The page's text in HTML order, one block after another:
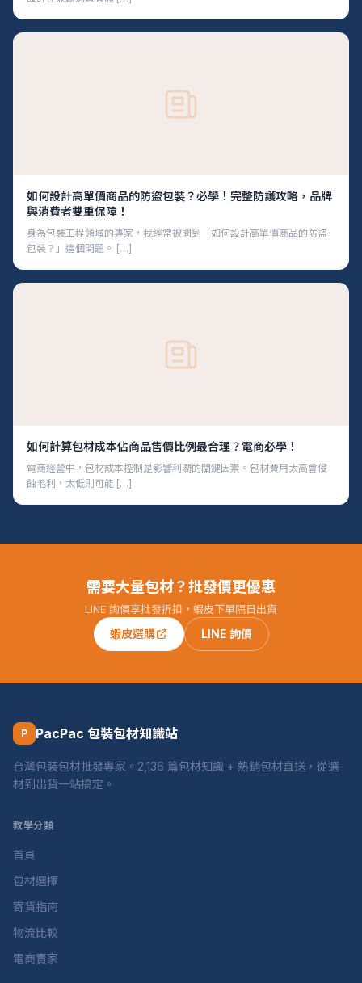
如何設計高單價商品的防盜包裝？必學！完整防護攻略，品牌
與消費者雙重保障！
身為包裝工程領域的專家，我經常被問到「如何設計高單價商品的防盜
包裝？」這個問題。 […]
如何計算包材成本佔商品售價比例最合理？電商必學！
電商經營中，包材成本控制是影響利潤的關鍵因素。包材費用太高會侵
蝕毛利，太低則可能 […]
需要大量包材？批發價更優惠
LINE 詢價享批發折扣，蝦皮下單隔日出貨
蝦皮選購 LINE 詢價
P PacPac 包裝包材知識站
台灣包裝包材批發專家。2,136 篇包材知識 + 熱銷包材直送，從選
材到出貨一站搞定。
教學分類
首頁
包材選擇
寄貨指南
物流比較
電商賣家